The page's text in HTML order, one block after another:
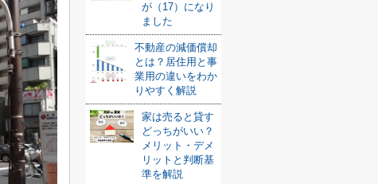
が（17）になり
ました
不動産の減価償却
とは？居住用と事
業用の違いをわか
りやすく解説
家は売ると貸す
どっちがいい？
メリット・デメ
リットと判断基
準を解説